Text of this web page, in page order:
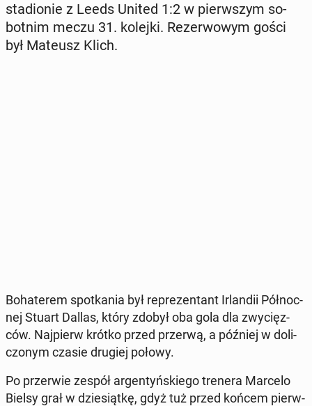
sta­dio­nie z Leeds United 1:2 w pierw­szym so­
bot­nim meczu 31. kolejki. Re­zer­wo­wym gości
był Mateusz Klich.
Bo­ha­te­rem spo­tka­nia był re­pre­zen­tant Ir­lan­dii Pół­noc­
nej Stuart Dallas, który zdobył oba gola dla zwy­cięz­
ców. Naj­pierw krótko przed przerwą, a później w do­li­
czo­nym czasie drugiej połowy.
Po prze­rwie zespół ar­gen­tyń­skie­go trenera Marcelo
Bielsy grał w dzie­siąt­kę, gdyż tuż przed końcem pierw­